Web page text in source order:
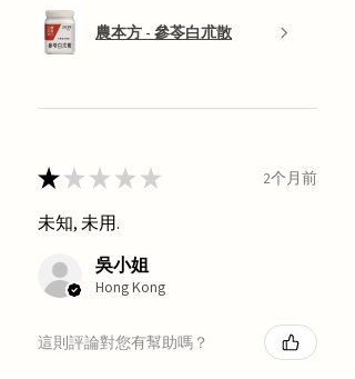
農本方 - 參苓白朮散
★★★★★ 2个月前
未知, 未用.
吳小姐
Hong Kong
這則評論對您有幫助嗎？